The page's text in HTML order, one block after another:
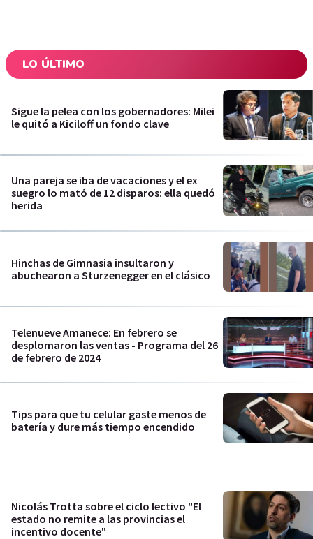
LO ÚLTIMO
Sigue la pelea con los gobernadores: Milei
le quitó a Kiciloff un fondo clave
Una pareja se iba de vacaciones y el ex
suegro lo mató de 12 disparos: ella quedó
herida
Hinchas de Gimnasia insultaron y
abuchearon a Sturzenegger en el clásico
Telenueve Amanece: En febrero se
desplomaron las ventas - Programa del 26
de febrero de 2024
Tips para que tu celular gaste menos de
batería y dure más tiempo encendido
Nicolás Trotta sobre el ciclo lectivo "El
estado no remite a las provincias el
incentivo docente"